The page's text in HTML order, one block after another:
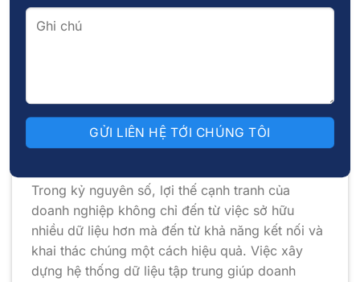
dựa trên những gì đã có. Đây chính là lợi thế
quan trọng trong bối cảnh cạnh tranh ngày càng
tích hợp Snowflake vào hệ thống dữ liệu
FOXAi – Giải pháp giúp doanh nghiệp
Trong kỷ nguyên số, lợi thế cạnh tranh của
doanh nghiệp không chỉ đến từ việc sở hữu
nhiều dữ liệu hơn mà đến từ khả năng kết nối và
khai thác chúng một cách hiệu quả. Việc xây
dựng hệ thống dữ liệu tập trung giúp doanh